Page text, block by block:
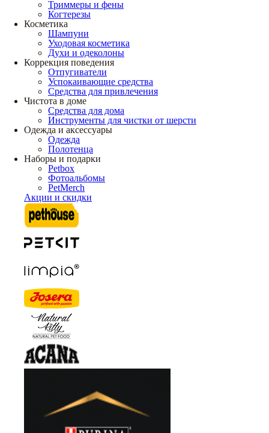
Триммеры и фены
Когтерезы
Косметика
Шампуни
Уходовая косметика
Духи и одеколоны
Коррекция поведения
Отпугиватели
Успокаивающие средства
Средства для привлечения
Чистота в доме
Средства для дома
Инструменты для чистки от шерсти
Одежда и аксессуары
Одежда
Полотенца
Наборы и подарки
Petbox
Фотоальбомы
PetMerch
Акции и скидки